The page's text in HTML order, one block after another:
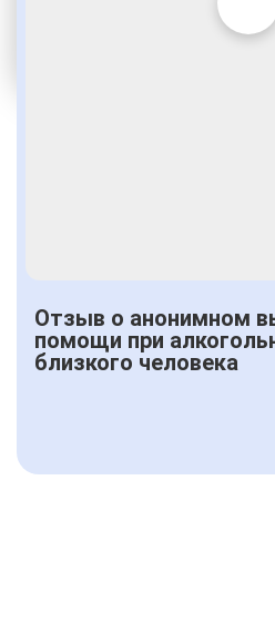
Отзыв о анонимном
помощи при
близкого человека